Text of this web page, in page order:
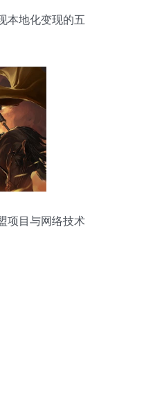
本地化变现的五
项目与网络技术